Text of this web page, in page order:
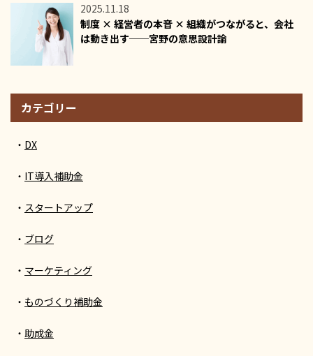
2025.11.18
制度 × 経営者の本音 × 組織がつながると、会社
は動き出す──宮野の意思設計論
カテゴリー
DX
IT導入補助金
スタートアップ
ブログ
マーケティング
ものづくり補助金
助成金